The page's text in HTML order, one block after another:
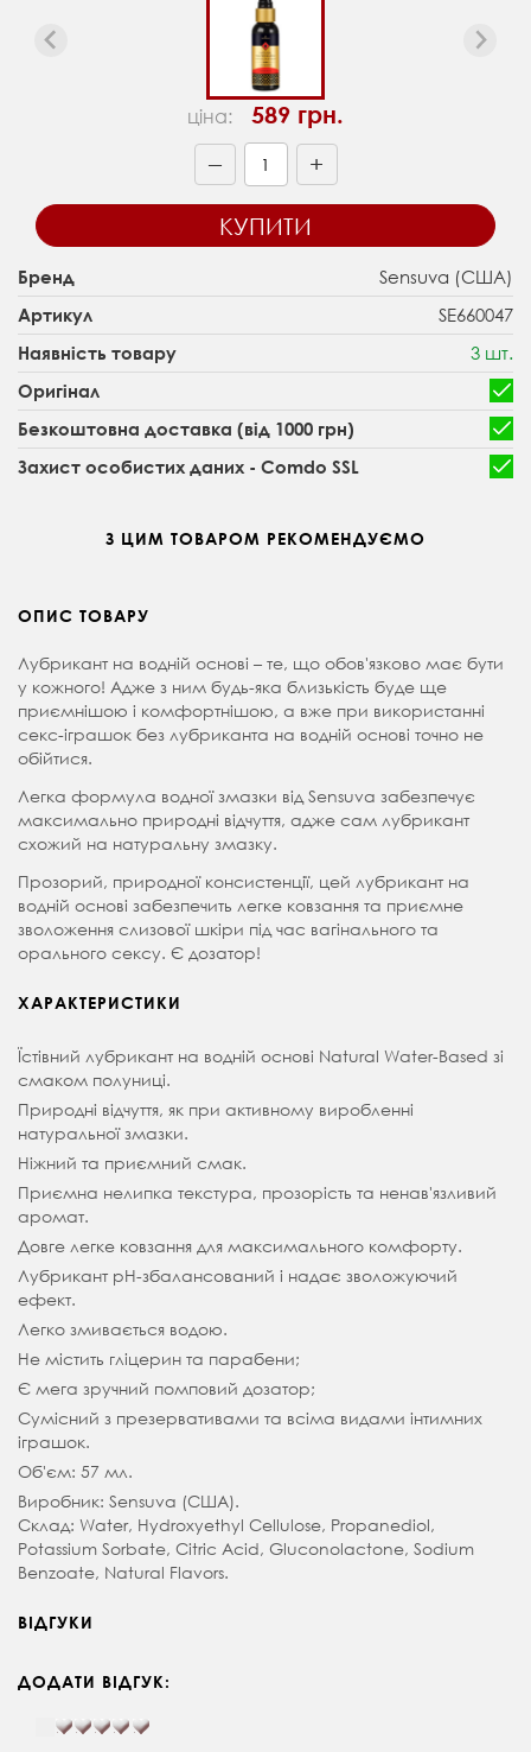
ціна: 589 грн.
— +
КУПИТИ
Бренд Sensuva (США)
Артикул SE660047
Наявність товару 3 шт.
Оригінал
Безкоштовна доставка (від 1000 грн)
Захист особистих даних - Comdo SSL
З ЦИМ ТОВАРОМ РЕКОМЕНДУЄМО
ОПИС ТОВАРУ
Лубрикант на водній основі – те, що обов'язково має бути
у кожного! Адже з ним будь-яка близькість буде ще
приємнішою і комфортнішою, а вже при використанні
секс-іграшок без лубриканта на водній основі точно не
обійтися.
Легка формула водної змазки від Sensuva забезпечує
максимально природні відчуття, адже сам лубрикант
схожий на натуральну змазку.
Прозорий, природної консистенції, цей лубрикант на
водній основі забезпечить легке ковзання та приємне
зволоження слизової шкіри під час вагінального та
орального сексу. Є дозатор!
ХАРАКТЕРИСТИКИ
Їстівний лубрикант на водній основі Natural Water-Based зі
смаком полуниці.
Природні відчуття, як при активному виробленні
натуральної змазки.
Ніжний та приємний смак.
Приємна нелипка текстура, прозорість та ненав'язливий
аромат.
Довге легке ковзання для максимального комфорту.
Лубрикант pH-збалансований і надає зволожуючий
ефект.
Легко змивається водою.
Не містить гліцерин та парабени;
Є мега зручний помповий дозатор;
Сумісний з презервативами та всіма видами інтимних
іграшок.
Об'єм: 57 мл.
Виробник: Sensuva (США).
Склад: Water, Hydroxyethyl Cellulose, Propanediol,
Potassium Sorbate, Citric Acid, Gluconolactone, Sodium
Benzoate, Natural Flavors.
ВІДГУКИ
ДОДАТИ ВІДГУК: